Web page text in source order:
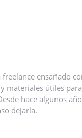
ensañado
materiales útiles
hace algunos
dejarla.